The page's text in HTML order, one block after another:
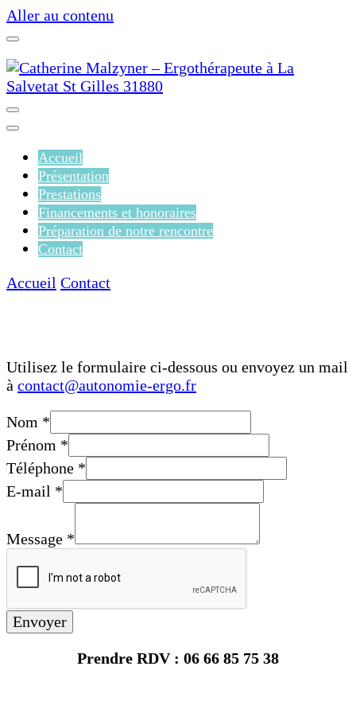
Aller au contenu
Catherine Malzyner –
Ergothérapeute à La Salvetat St
Gilles 31880
Accueil
Présentation
Prestations
Financements et honoraires
Préparation de notre rencontre
Contact
Accueil Contact
Utilisez le formulaire ci-dessous ou envoyez un mail
à contact@autonomie-ergo.fr
Nom *
Prénom *
Téléphone *
E-mail *
Message *
Envoyer
Prendre RDV : 06 66 85 75 38